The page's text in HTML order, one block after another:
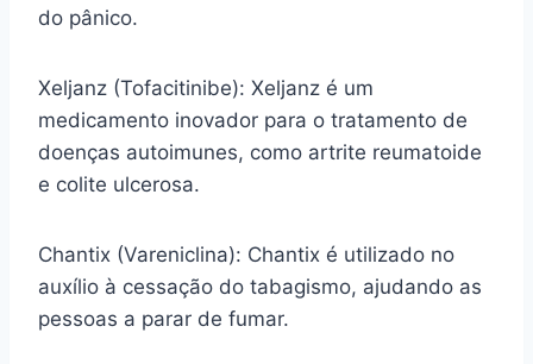
do pânico.
Xeljanz (Tofacitinibe): Xeljanz é um
medicamento inovador para o tratamento de
doenças autoimunes, como artrite reumatoide
e colite ulcerosa.
Chantix (Vareniclina): Chantix é utilizado no
auxílio à cessação do tabagismo, ajudando as
pessoas a parar de fumar.